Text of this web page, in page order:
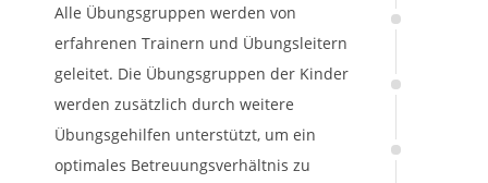
Alle Übungsgruppen werden von
erfahrenen Trainern und Übungsleitern
geleitet. Die Übungsgruppen der Kinder
werden zusätzlich durch weitere
Übungsgehilfen unterstützt, um ein
optimales Betreuungsverhältnis zu